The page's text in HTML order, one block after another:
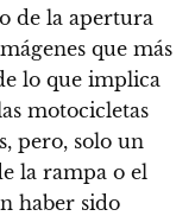
de la apertura
que más
lo que implica
motocicletas
pero, solo un
la rampa o el
haber sido